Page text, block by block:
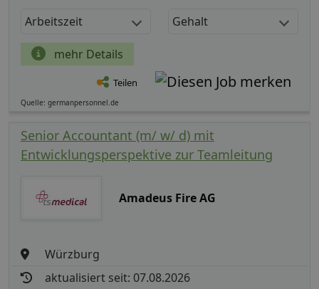
Arbeitszeit Gehalt
mehr Details
Teilen
Quelle: germanpersonnel.de
Senior Accountant (m/ w/ d) mit
Entwicklungsperspektive zur Teamleitung
Amadeus Fire AG
Würzburg
aktualisiert seit: 07.08.2026